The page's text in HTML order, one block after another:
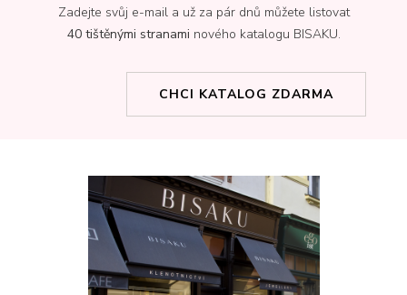
Zadejte svůj e-mail a už za pár dnů můžete listovat
40 tištěnými stranami nového katalogu BISAKU.
CHCI KATALOG ZDARMA